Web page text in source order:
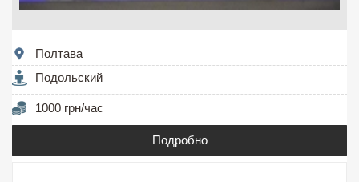
Полтава
Подольский
1000 грн/час
Подробно